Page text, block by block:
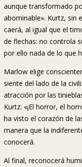
aunque transformado
abominable». Kurtz, sin
caerá, al igual que el
de flechas: no controla
por ello nada de lo que
Marlow elige
siente del lado de la
atracción por las
Kurtz: «¡El horror, el
ha visto el corazón de
manera que la
conocerá.
Al final, reconocerá